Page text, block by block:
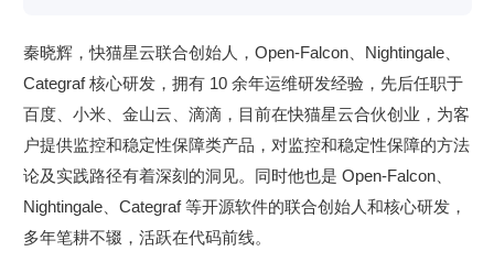
Grafana-agent、Datadog-agent、Categraf、Prometheus 生态
的各种 Exporters，时序数据库有 M3DB、VictoriaMetrics、
Thanos、InfluxDB、TimescaleDB 等，监控系统有 Zabbix、
Open-Falcon、Prometheus、Nightingale 等，整个监控技术体
系非常庞杂。
不同的监控目标应该选用哪个采集器？机器、中间件、数据
库、应用程序分别应该怎么监控？应该着重关注哪些指标？时
秦晓辉，快猫星云联合创始人，Open-Falcon、Nightingale、
Categraf 核心研发，拥有 10 余年运维研发经验，先后任职于
百度、小米、金山云、滴滴，目前在快猫星云合伙创业，为客
户提供监控和稳定性保障类产品，对监控和稳定性保障的方法
论及实践路径有着深刻的洞见。同时他也是 Open-Falcon、
Nightingale、Categraf 等开源软件的联合创始人和核心研发，
多年笔耕不辍，活跃在代码前线。